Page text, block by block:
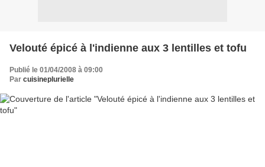
Velouté épicé à l'indienne aux 3 lentilles et tofu
Publié le 01/04/2008 à 09:00
Par cuisineplurielle